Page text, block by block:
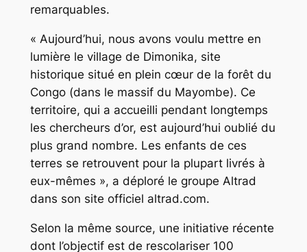
remarquables.
« Aujourd’hui, nous avons voulu mettre en
lumière le village de Dimonika, site
historique situé en plein cœur de la forêt du
Congo (dans le massif du Mayombe). Ce
territoire, qui a accueilli pendant longtemps
les chercheurs d’or, est aujourd’hui oublié du
plus grand nombre. Les enfants de ces
terres se retrouvent pour la plupart livrés à
eux-mêmes », a déploré le groupe Altrad
dans son site officiel altrad.com.
Selon la même source, une initiative récente
dont l’objectif est de rescolariser 100